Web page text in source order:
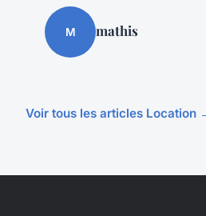
M mathis
Voir tous les articles Location